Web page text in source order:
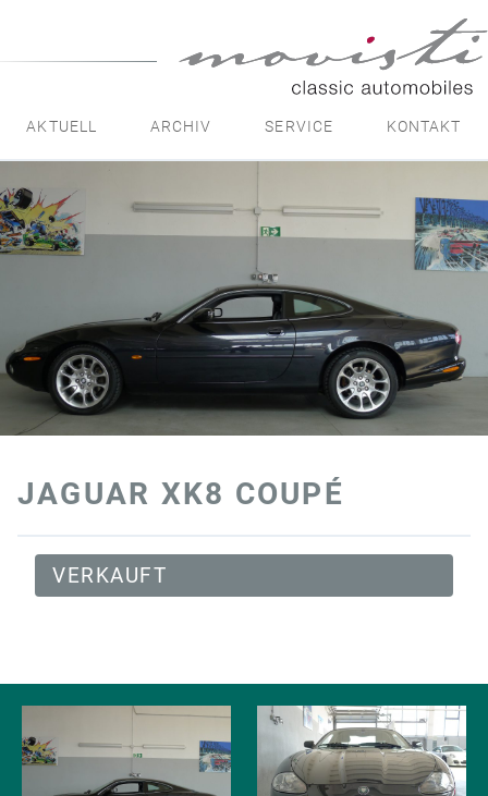
automobiles
AKTUELL ARCHIV SERVICE KONTAKT
JAGUAR XK8 COUPÉ
VERKAUFT